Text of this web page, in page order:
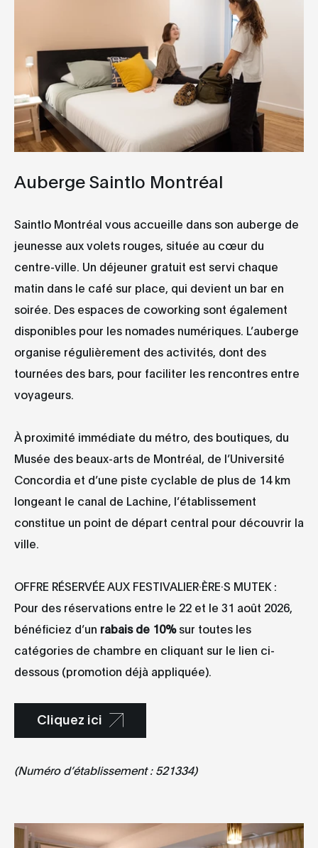
Auberge Saintlo Montréal
Saintlo Montréal vous accueille dans son auberge de
jeunesse aux volets rouges, située au cœur du
centre-ville. Un déjeuner gratuit est servi chaque
matin dans le café sur place, qui devient un bar en
soirée. Des espaces de coworking sont également
disponibles pour les nomades numériques. L’auberge
organise régulièrement des activités, dont des
tournées des bars, pour faciliter les rencontres entre
voyageurs.
À proximité immédiate du métro, des boutiques, du
Musée des beaux-arts de Montréal, de l’Université
Concordia et d’une piste cyclable de plus de 14 km
longeant le canal de Lachine, l’établissement
constitue un point de départ central pour découvrir la
ville.
OFFRE RÉSERVÉE AUX FESTIVALIER·ÈRE·S MUTEK :
Pour des réservations entre le 22 et le 31 août 2026,
bénéficiez d’un rabais de 10%sur toutes les
catégories de chambre en cliquant sur le lien ci-
dessous (promotion déjà appliquée).
Cliquez ici
(Numéro d’établissement : 521334)